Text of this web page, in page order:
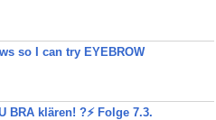
so I can try EYEBROW
BRA klären! ?⚡️ Folge 7.3.